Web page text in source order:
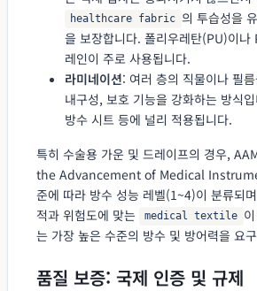
healthcare fabric 의 투습성을
을 보장합니다. 폴리우레탄(PU)이나
레인이 주로 사용됩니다.
라미네이션: 여러 층의 직물이나 필
내구성, 보호 기능을 강화하는 방식
방수 시트 등에 널리 적용됩니다.
특히 수술용 가운 및 드레이프의 경우,
the Advancement of Medical
준에 따라 방수 성능 레벨(1~4)이 분류되
적과 위험도에 맞는
medical textile
는 가장 높은 수준의 방수 및 방어력을 요
품질 보증: 국제 인증 및 규제